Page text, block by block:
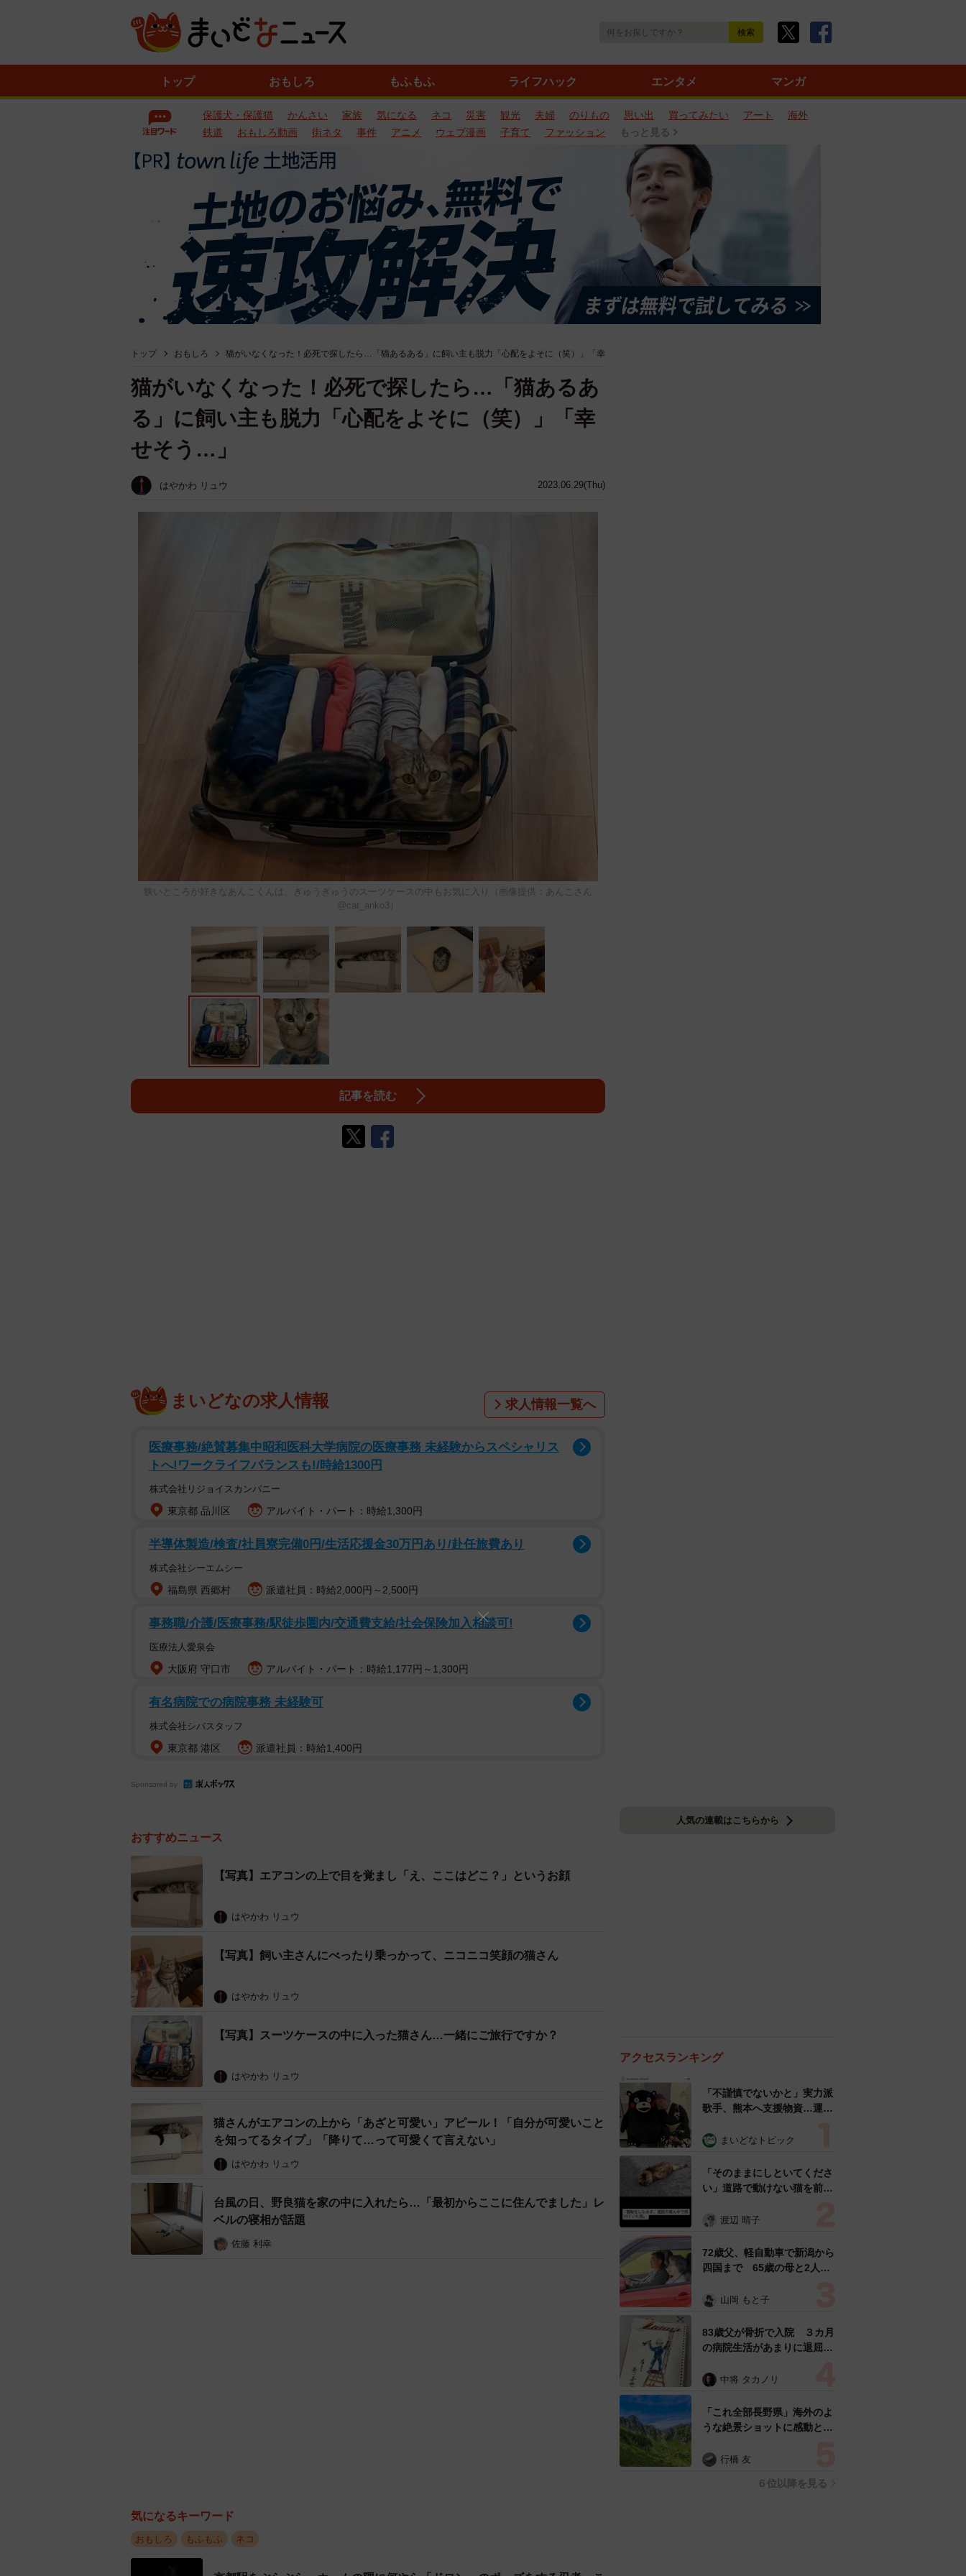
トップ おもしろ もふもふ ライフハック エンタメ マンガ
保護犬・保護猫 かんさい 家族 気になる ネコ 災害 観光 夫婦 のりもの 思い出 買ってみたい アート
海外
鉄道
おもしろ動画 街ネタ 事件 アニメ ウェブ漫画 子育て ファッション もっと見る
トップ おもしろ 猫がいなくなった！必死で探したら…「猫あるある」に飼い主も脱力「心配をよそに（笑）」「幸
2023.06.29(Thu)
猫がいなくなった！必死で探したら…「猫あるあ
る」に飼い主も脱力「心配をよそに（笑）」「幸
せそう…」
はやかわ リュウ
狭いところが好きなあんこくんは、ぎゅうぎゅうのスーツケースの中もお気に入り（画像提供：あんこさん
@cat_anko3）
記事を読む
まいどなの求人情報 求人情報一覧へ
医療事務/絶賛募集中昭和医科大学病院の医療事務 未経験からスペシャリス
トへ!ワークライフバランスも!/時給1300円
株式会社リジョイスカンパニー
東京都 品川区 アルバイト・パート：時給1,300円
半導体製造/検査/社員寮完備0円/生活応援金30万円あり/赴任旅費あり
株式会社シーエムシー
福島県 西郷村 派遣社員：時給2,000円～2,500円
事務職/介護/医療事務/駅徒歩圏内/交通費支給/社会保険加入相談可!
医療法人愛泉会
大阪府 守口市 アルバイト・パート：時給1,177円～1,300円
有名病院での病院事務 未経験可
株式会社シバスタッフ
東京都 港区 派遣社員：時給1,400円
Sponsored by
おすすめニュース
【写真】エアコンの上で目を覚まし「え、ここはどこ？」というお顔
はやかわ リュウ
【写真】飼い主さんにべったり乗っかって、ニコニコ笑顔の猫さん
はやかわ リュウ
【写真】スーツケースの中に入った猫さん…一緒にご旅行ですか？
はやかわ リュウ
猫さんがエアコンの上から「あざと可愛い」アピール！「自分が可愛いこと
を知ってるタイプ」「降りて…って可愛くて言えない」
はやかわ リュウ
台風の日、野良猫を家の中に入れたら…「最初からここに住んでました」レ
ベルの寝相が話題
佐藤 利幸
気になるキーワード
おもしろ もふもふ ネコ
人気の連載はこちらから
アクセスランキング
「不謹慎でないかと」実力派
歌手、熊本へ支援物資…運搬
めらい 「痛いほど伝わる」
まいどなトピック
「そのままにしといてくださ
い」道路で動けない猫を前に
ようとした4日間 「命の重
表の訴え
渡辺 晴子
72歳父、軽自動車で新潟から
四国まで 65歳の母と2人で
憩まで分刻み… 「大学生で
山岡 もと子
83歳父が骨折で入院 ３カ月
の病院生活があまりに退屈で
い！」→スケッチブックを見
すよ…」
中将 タカノリ
「これ全部長野県」海外のよ
うな絶景ショットに感動と反
ったんだって気づいた」
行橋 友
６位以降を見る